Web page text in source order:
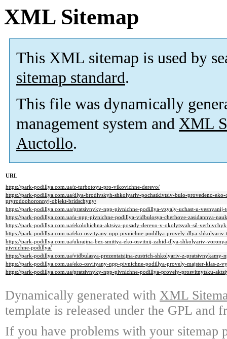
XML Sitemap
This XML sitemap is used by
sitemap standard.
This file was dynamically
management system and XML
Auctollo.
URL
https://park-podillya.com.ua/z-turbotoyu-pro-vikovichne-derevo/
https://park-podillya.com.ua/dlya-brodivskyh-shkolyariv-pochatkivtsiv-bulo-provedeno-
pryrodoohoronnyj-objekt-bridschyny/
https://park-podillya.com.ua/pratsivnyky-npp-pivnichne-podillya-vzyaly-uchast-u-vesnyanij-
https://park-podillya.com.ua/u-npp-pivnichne-podillya-vidbulosya-cherhove-zasidannya-
https://park-podillya.com.ua/ekolohichna-aktsiya-posady-derevo-v-okolytsyah-sil-
https://park-podillya.com.ua/eko-osvityany-npp-pivnichne-podillya-provely-dlya-
https://park-podillya.com.ua/ukrajina-bez-smittya-eko-osvitnij-zahid-dlya-shkolyariv-
pivnichne-podillya/
https://park-podillya.com.ua/vidbulasya-prezentatsijna-zustrich-shkolyariv-z-
https://park-podillya.com.ua/eko-osvityany-npp-pivnichne-podillya-provely-majster-klas-
https://park-podillya.com.ua/pratsivnyky-npp-pivnichne-podillya-provely-prosvitnytsku-
Dynamically generated with XML
template is released under the GPL and
If you have problems with your sitemap